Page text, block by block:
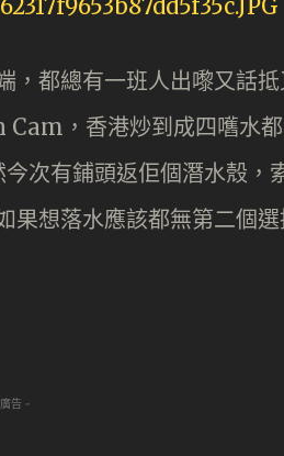
，都總有一班人出嚟又話
，香港炒到成四嚿水都
次有鋪頭返佢個潛水殼，
果想落水應該都無第二個
告 -